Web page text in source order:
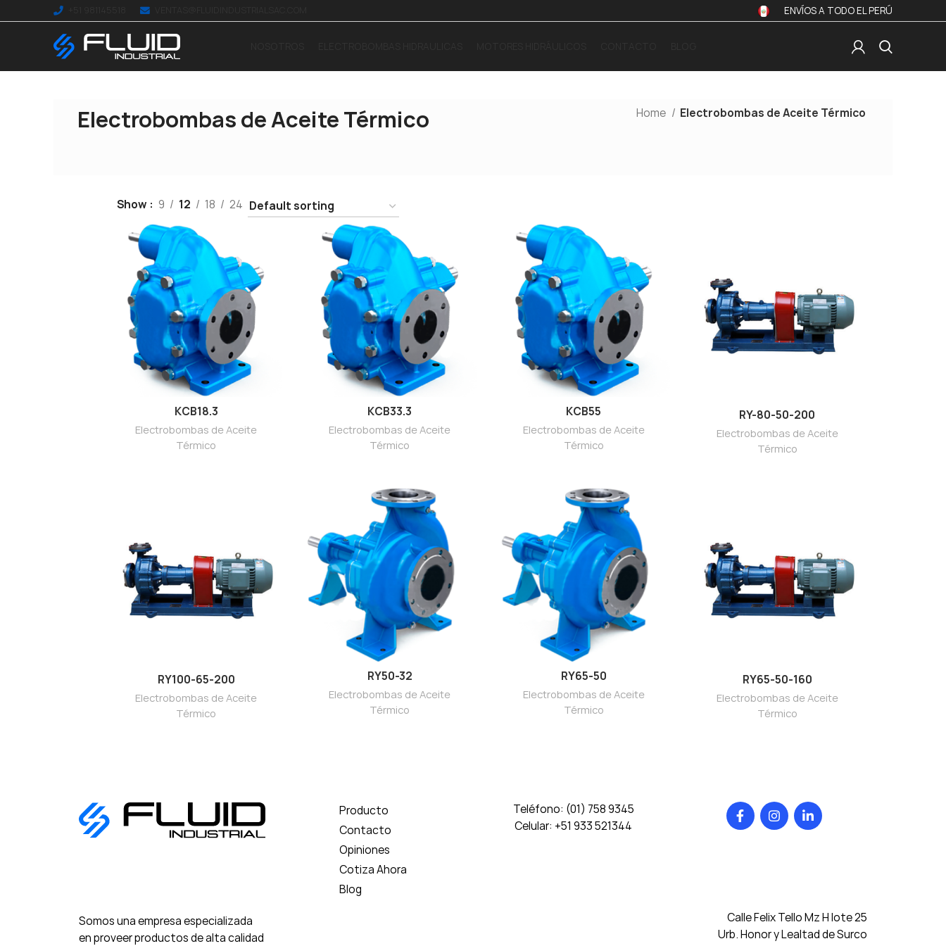
ENVÍOS A TODO EL PERÚ
Electrobombas de Aceite Térmico Home Electrobombas de Aceite Térmico
Show 9 12 18 24
KCB18.3
Electrobombas de Aceite
Térmico
KCB33.3
Electrobombas de Aceite
Térmico
KCB55
Electrobombas de Aceite
Térmico
RY-80-50-200
Electrobombas de Aceite
Térmico
RY100-65-200
Electrobombas de Aceite
Térmico
RY50-32
Electrobombas de Aceite
Térmico
RY65-50
Electrobombas de Aceite
Térmico
RY65-50-160
Electrobombas de Aceite
Térmico
Somos una empresa especializada
en proveer productos de alta calidad
Producto
Contacto
Opiniones
Cotiza Ahora
Blog
Teléfono: (01) 758 9345
Celular: +51 933 521344
Calle Felix Tello Mz H lote 25
Urb. Honor y Lealtad de Surco